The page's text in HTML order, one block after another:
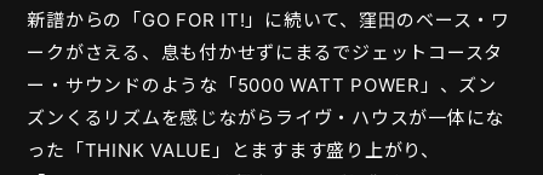
新譜からの「GO FOR IT!」に続いて、窪田のベース・ワ
ークがさえる、息も付かせずにまるでジェットコースタ
ー・サウンドのような「5000 WATT POWER」、ズン
ズンくるリズムを感じながらライヴ・ハウスが一体にな
った「THINK VALUE」とますます盛り上がり、